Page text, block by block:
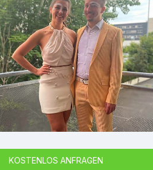
KOSTENLOS ANFRAGEN